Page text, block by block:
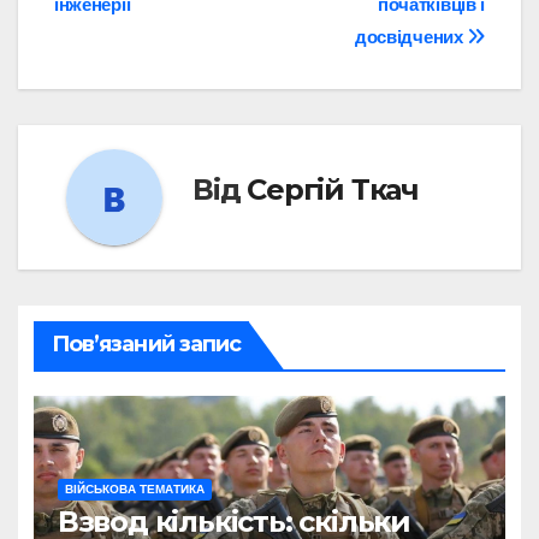
початківців і
досвідчених
інженерії
Від Сергій Ткач
Пов’язаний запис
ВІЙСЬКОВА ТЕМАТИКА
Взвод кількість: скільки